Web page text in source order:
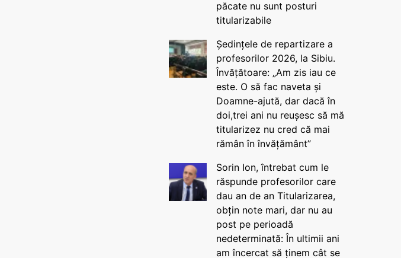
păcate nu sunt posturi
titularizabile
Ședințele de repartizare a
profesorilor 2026, la Sibiu.
Învățătoare: „Am zis iau ce
este. O să fac naveta și
Doamne-ajută, dar dacă în
doi,trei ani nu reușesc să mă
titularizez nu cred că mai
rămân în învățământ”
Sorin Ion, întrebat cum le
răspunde profesorilor care
dau an de an Titularizarea,
obțin note mari, dar nu au
post pe perioadă
nedeterminată: În ultimii ani
am încercat să ținem cât se